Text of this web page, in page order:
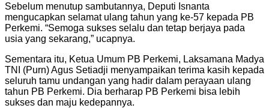
Sebelum menutup sambutannya, Deputi Isnanta
mengucapkan selamat ulang tahun yang ke-57 kepada PB
Perkemi. “Semoga sukses selalu dan tetap berjaya pada
usia yang sekarang,” ucapnya.
Sementara itu, Ketua Umum PB Perkemi, Laksamana Madya
TNI (Purn) Agus Setiadji menyampaikan terima kasih kepada
seluruh tamu undangan yang hadir dalam perayaan ulang
tahun PB Perkemi. Dia berharap PB Perkemi bisa lebih
sukses dan maju kedepannya.